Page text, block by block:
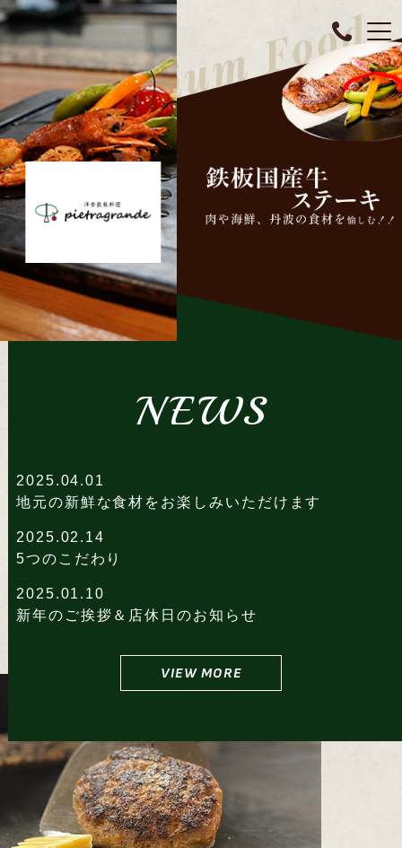
NEWS
2025.04.01
地元の新鮮な食材をお楽しみいただけます
2025.02.14
5つのこだわり
2025.01.10
新年のご挨拶＆店休日のお知らせ
VIEW MORE